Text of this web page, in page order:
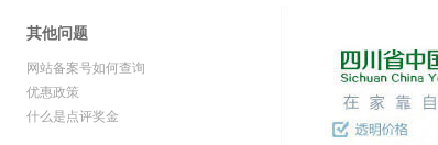
其他问题
网站备案号如何查询
优惠政策
什么是点评奖金